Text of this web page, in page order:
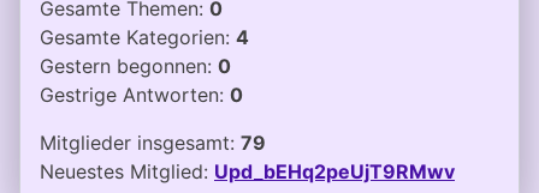
Gesamte Themen: 0
Gesamte Kategorien: 4
Gestern begonnen: 0
Gestrige Antworten: 0
Mitglieder insgesamt: 79
Neuestes Mitglied: Upd_bEHq2peUjT9RMwv